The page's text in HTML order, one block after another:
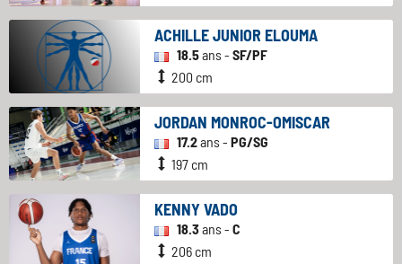
ACHILLE JUNIOR ELOUMA
18.5ans - SF/PF
200 cm
JORDAN MONROC-OMISCAR
17.2ans - PG/SG
197 cm
KENNY VADO
18.3ans - C
206 cm